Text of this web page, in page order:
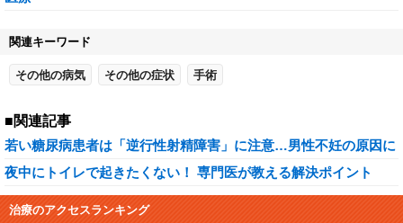
関連キーワード
その他の病気 その他の症状 手術
■関連記事
若い糖尿病患者は「逆行性射精障害」に注意…男性不妊の原因に
夜中にトイレで起きたくない！ 専門医が教える解決ポイント
治療のアクセスランキング